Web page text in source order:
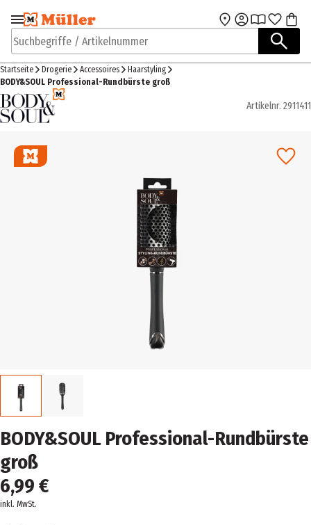
Zur Navigation
springen
Zum Hauptinhalt
Suchbegriffe / Artikelnummer
Startseite Drogerie Accessoires
Haarstyling
BODY&SOUL Professional-Rundbürste groß
Artikelnr. 2911411
BODY&SOUL Professional-Rundbürste
groß
6,99 €
inkl. MwSt.